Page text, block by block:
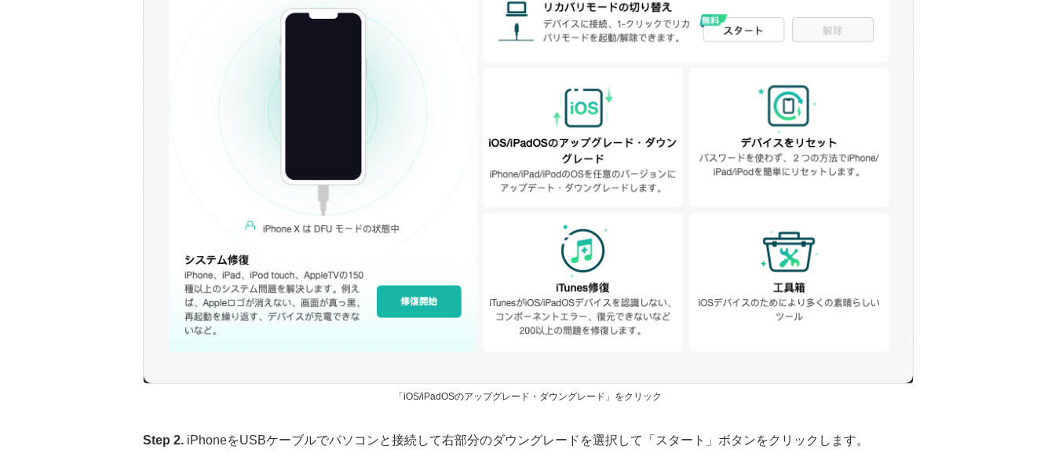
「iOS/iPadOSのアップグレード・ダウングレード」をクリック
Step 2. iPhoneをUSBケーブルでパソコンと接続して右部分のダウングレードを選択して「スタート」ボタンをクリックします。